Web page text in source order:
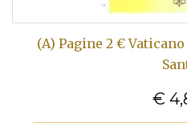
(A) Pagine 2 €
€